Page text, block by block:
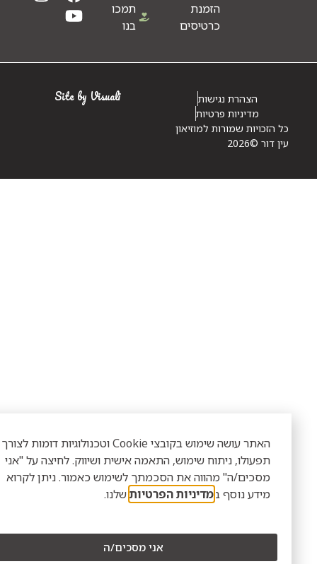
בנו
הצהרת נגישות
מדיניות פרטיות
שמורות למוזיאון
Site by Visuali
האתר עושה שימוש בקובצי Cookie וטכנולוגיות דומות לצורך
ניתוח שימוש, התאמה אישית ושיווק. לחיצה על "אני
ה" מהווה את הסכמתך לשימוש כאמור. ניתן לקרוא
נוסף במדיניות הפרטיותשלנו.
אני מסכים/ה